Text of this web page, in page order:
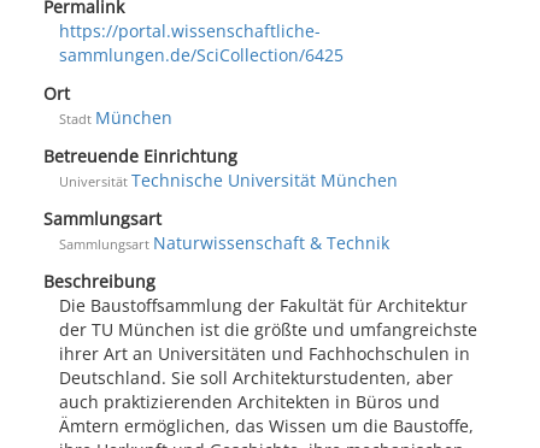
Permalink
https://portal.wissenschaftliche-
sammlungen.de/SciCollection/6425
Ort
Stadt München
Betreuende Einrichtung
Universität Technische Universität München
Sammlungsart
Sammlungsart Naturwissenschaft & Technik
Beschreibung
Die Baustoffsammlung der Fakultät für Architektur
der TU München ist die größte und umfangreichste
ihrer Art an Universitäten und Fachhochschulen in
Deutschland. Sie soll Architekturstudenten, aber
auch praktizierenden Architekten in Büros und
Ämtern ermöglichen, das Wissen um die Baustoffe,